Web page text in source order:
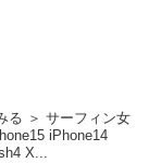
る ＞ サーフィン女
iPhone14
X...